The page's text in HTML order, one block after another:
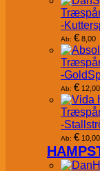
-
Ab: € 8,00
-
Ab: € 12,00
-
Ab: € 10,00